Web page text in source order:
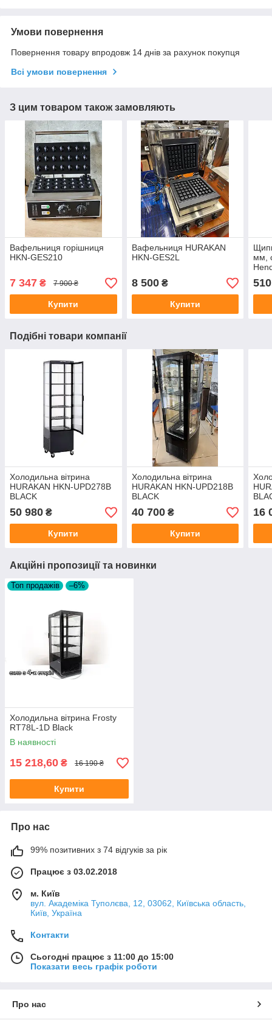
Умови повернення
Повернення товару впродовж 14 днів за рахунок покупця
Всі умови повернення
З цим товаром також замовляють
Вафельниця горішниця
HKN-GES210
7 347 ₴ 7 900 ₴
Купити
Вафельниця HURAKAN
HKN-GES2L
8 500₴
Купити
мм,
510
Подібні товари компанії
Холодильна вітрина
HURAKAN HKN-UPD278B
BLACK
50 980 ₴
Купити
Холодильна вітрина
HURAKAN HKN-UPD218B
BLACK
40 700₴
Купити
16
Акційні пропозиції та новинки
Топ продажів –6%
Холодильна вітрина Frosty
RT78L-1D Black
В наявності
15 218,60 ₴ 16 190 ₴
Купити
Про нас
99% позитивних з 74 відгуків за рік
Працює з 03.02.2018
м. Київ
вул. Академіка Туполєва, 12, 03062, Київська область,
Київ, Україна
Контакти
Сьогодні працює з 11:00 до 15:00
Показати весь графік роботи
Про нас